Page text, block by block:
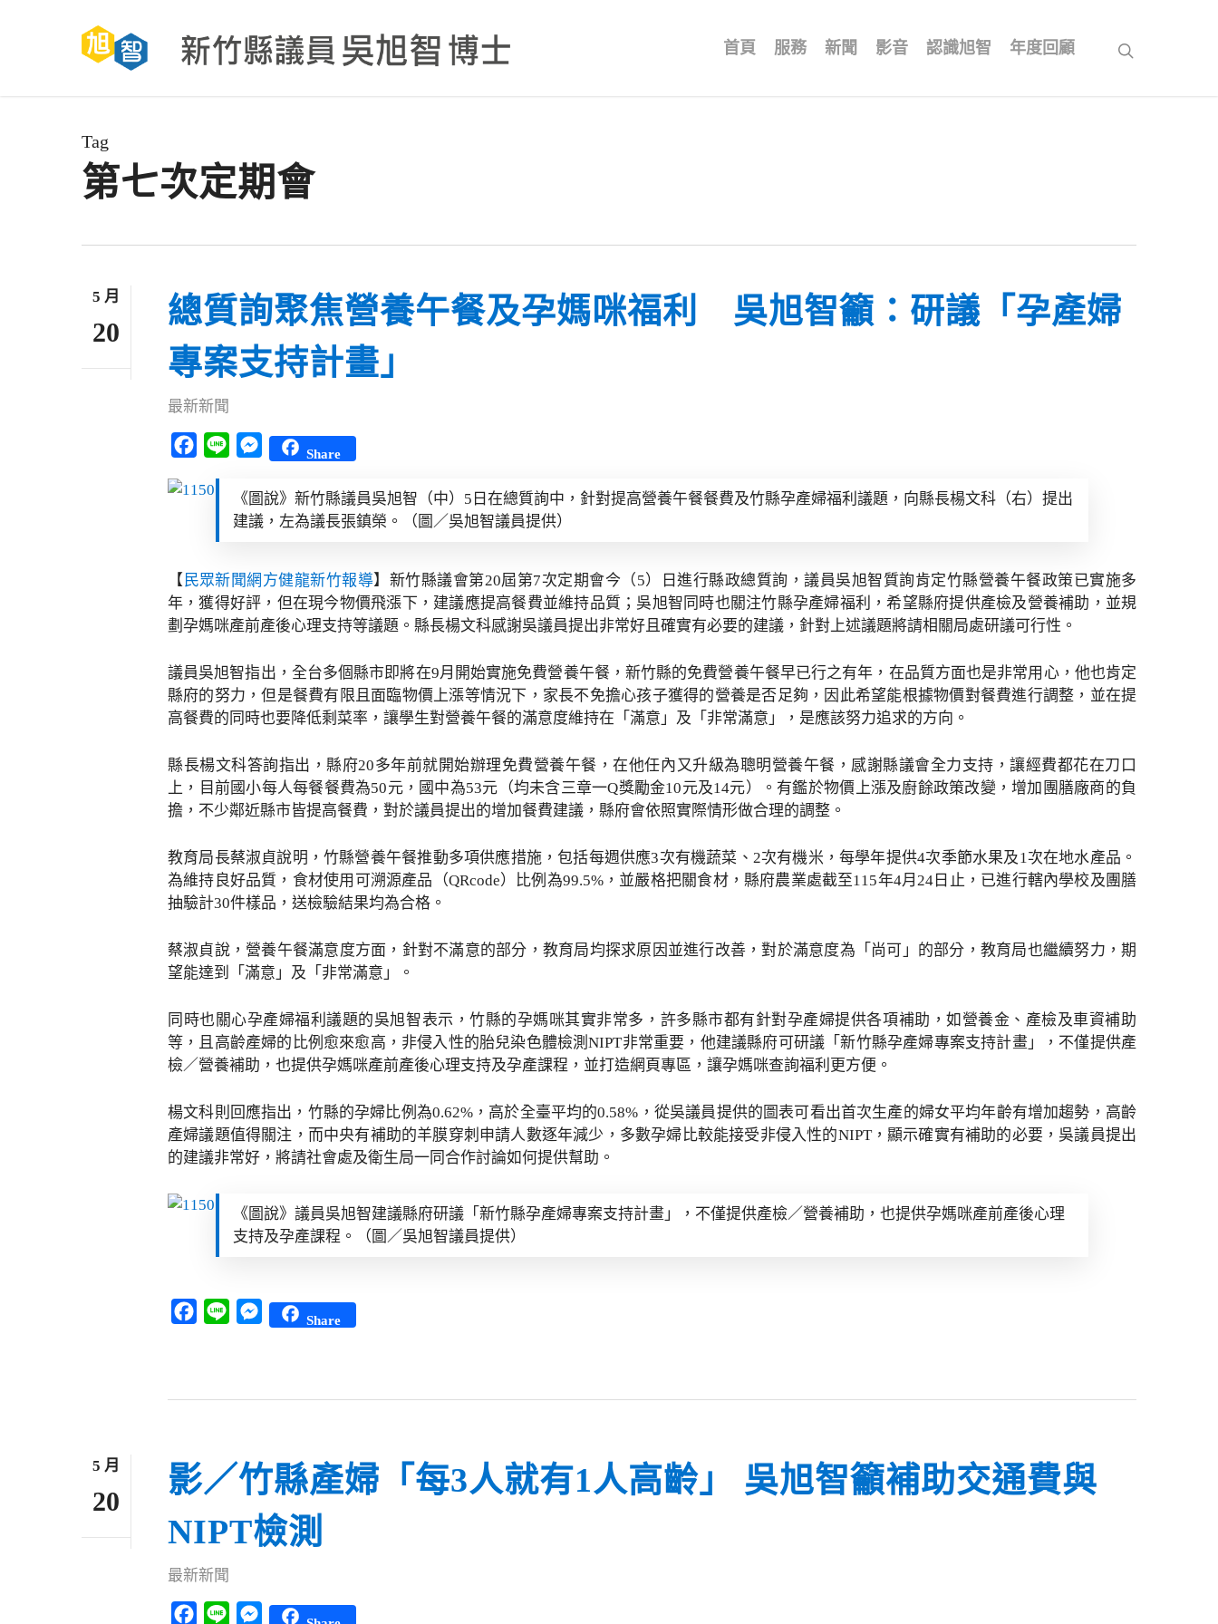
首頁 服務 新聞 影音 認識旭智 年度回顧
Tag
第七次定期會
5 月
20
總質詢聚焦營養午餐及孕媽咪福利 吳旭智籲：研議「孕產婦
專案支持計畫」
最新新聞
Facebook
Line Messenger
Share
《圖說》新竹縣議員吳旭智（中）5日在總質詢中，針對提高營養午餐餐費及竹縣孕產婦福利議題，向縣長楊文科（右）提出
建議，左為議長張鎮榮。（圖／吳旭智議員提供）
【民眾新聞網方健龍新竹報導】新竹縣議會第20屆第7次定期會今（5）日進行縣政總質詢，議員吳旭智質詢肯定竹縣營養午餐政策已實施多
年，獲得好評，但在現今物價飛漲下，建議應提高餐費並維持品質；吳旭智同時也關注竹縣孕產婦福利，希望縣府提供產檢及營養補助，並規
劃孕媽咪產前產後心理支持等議題。縣長楊文科感謝吳議員提出非常好且確實有必要的建議，針對上述議題將請相關局處研議可行性。
議員吳旭智指出，全台多個縣市即將在9月開始實施免費營養午餐，新竹縣的免費營養午餐早已行之有年，在品質方面也是非常用心，他也肯定
縣府的努力，但是餐費有限且面臨物價上漲等情況下，家長不免擔心孩子獲得的營養是否足夠，因此希望能根據物價對餐費進行調整，並在提
高餐費的同時也要降低剩菜率，讓學生對營養午餐的滿意度維持在「滿意」及「非常滿意」，是應該努力追求的方向。
縣長楊文科答詢指出，縣府20多年前就開始辦理免費營養午餐，在他任內又升級為聰明營養午餐，感謝縣議會全力支持，讓經費都花在刀口
上，目前國小每人每餐餐費為50元，國中為53元（均未含三章一Q獎勵金10元及14元）。有鑑於物價上漲及廚餘政策改變，增加團膳廠商的負
擔，不少鄰近縣市皆提高餐費，對於議員提出的增加餐費建議，縣府會依照實際情形做合理的調整。
教育局長蔡淑貞說明，竹縣營養午餐推動多項供應措施，包括每週供應3次有機蔬菜、2次有機米，每學年提供4次季節水果及1次在地水產品。
為維持良好品質，食材使用可溯源產品（QRcode）比例為99.5%，並嚴格把關食材，縣府農業處截至115年4月24日止，已進行轄內學校及團膳
抽驗計30件樣品，送檢驗結果均為合格。
蔡淑貞說，營養午餐滿意度方面，針對不滿意的部分，教育局均探求原因並進行改善，對於滿意度為「尚可」的部分，教育局也繼續努力，期
望能達到「滿意」及「非常滿意」。
同時也關心孕產婦福利議題的吳旭智表示，竹縣的孕媽咪其實非常多，許多縣市都有針對孕產婦提供各項補助，如營養金、產檢及車資補助
等，且高齡產婦的比例愈來愈高，非侵入性的胎兒染色體檢測NIPT非常重要，他建議縣府可研議「新竹縣孕產婦專案支持計畫」，不僅提供產
檢／營養補助，也提供孕媽咪產前產後心理支持及孕產課程，並打造網頁專區，讓孕媽咪查詢福利更方便。
楊文科則回應指出，竹縣的孕婦比例為0.62%，高於全臺平均的0.58%，從吳議員提供的圖表可看出首次生產的婦女平均年齡有增加趨勢，高齡
產婦議題值得關注，而中央有補助的羊膜穿刺申請人數逐年減少，多數孕婦比較能接受非侵入性的NIPT，顯示確實有補助的必要，吳議員提出
的建議非常好，將請社會處及衛生局一同合作討論如何提供幫助。
《圖說》議員吳旭智建議縣府研議「新竹縣孕產婦專案支持計畫」，不僅提供產檢／營養補助，也提供孕媽咪產前產後心理
支持及孕產課程。（圖／吳旭智議員提供）
Facebook
Line Messenger
Share
5 月
20
影／竹縣產婦「每3人就有1人高齡」 吳旭智籲補助交通費與
NIPT檢測
最新新聞
Facebook
Line Messenger